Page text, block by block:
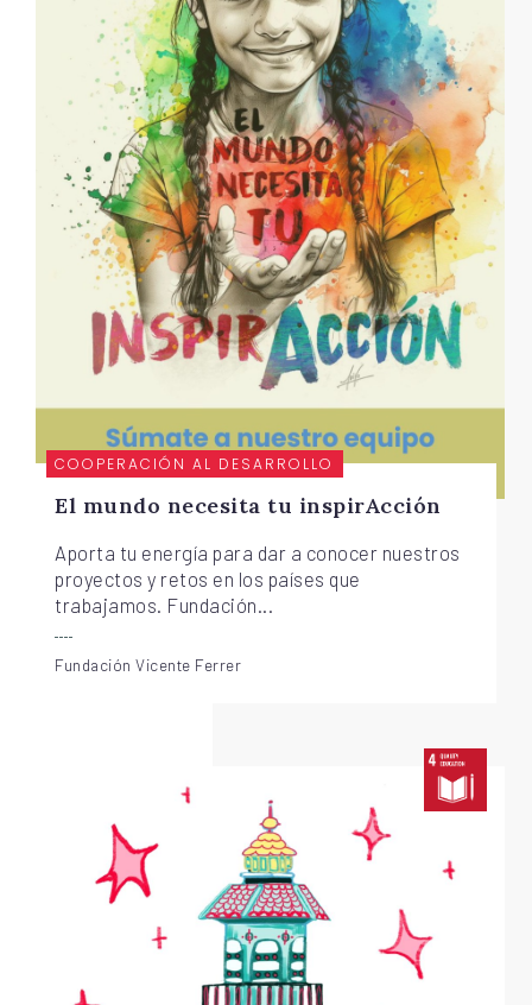
COOPERACIÓN AL DESARROLLO
El mundo necesita tu inspirAcción
Aporta tu energía para dar a conocer nuestros
proyectos y retos en los países que
trabajamos. Fundación...
Fundación Vicente Ferrer